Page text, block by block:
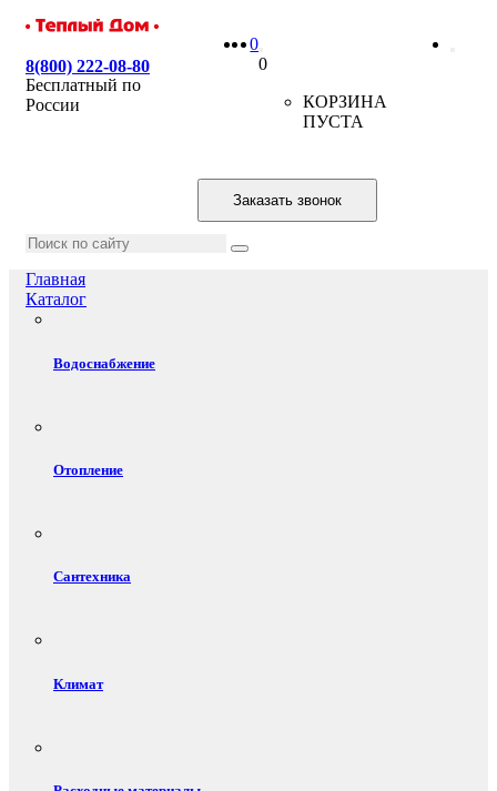
8(800) 222-08-80
Бесплатный по
России
0
0
КОРЗИНА
ПУСТА
Заказать звонок
Главная
Каталог
Водоснабжение
Отопление
Сантехника
Климат